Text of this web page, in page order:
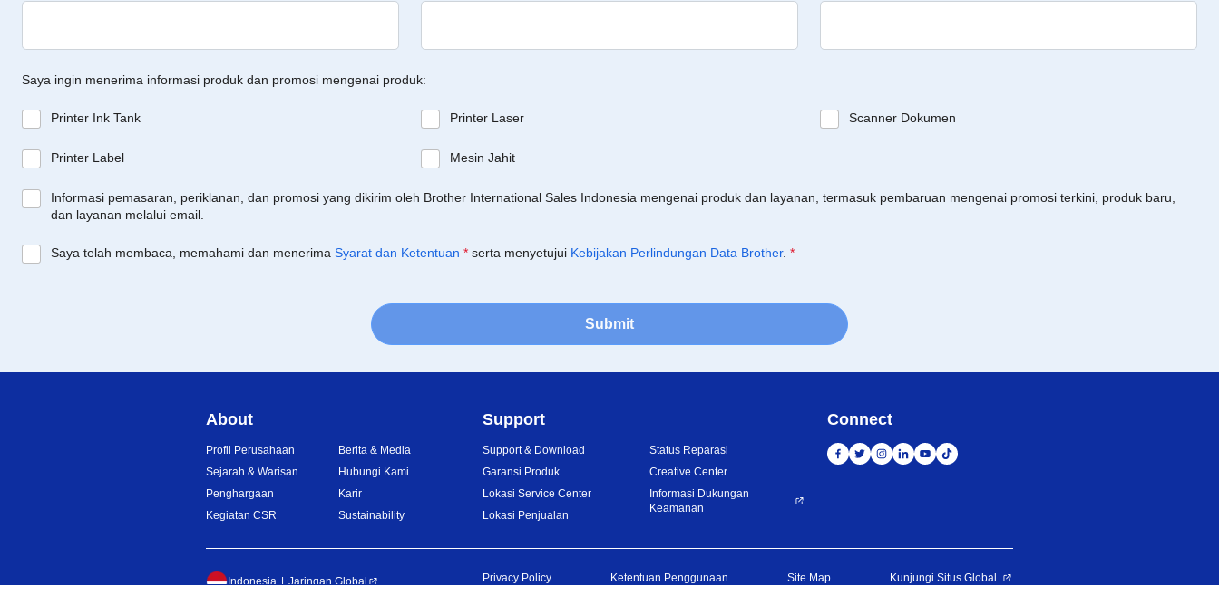
Saya ingin menerima informasi produk dan promosi mengenai produk:
Printer Ink Tank Printer Laser Scanner Dokumen
Printer Label Mesin Jahit
Informasi pemasaran, periklanan, dan promosi yang dikirim oleh Brother International Sales Indonesia mengenai produk dan layanan, termasuk pembaruan mengenai promosi terkini, produk baru,
dan layanan melalui email.
Saya telah membaca, memahami dan menerima Syarat dan Ketentuan * serta menyetujui Kebijakan Perlindungan Data Brother. *
Submit
About
Profil Perusahaan
Sejarah & Warisan
Penghargaan
Kegiatan CSR
Berita & Media
Hubungi Kami
Karir
Sustainability
Support
Support & Download
Garansi Produk
Lokasi Service Center
Lokasi Penjualan
Status Reparasi
Creative Center
Informasi Dukungan
Keamanan
Connect
Indonesia Jaringan Global Privacy Policy Ketentuan Penggunaan Site Map Kunjungi Situs Global